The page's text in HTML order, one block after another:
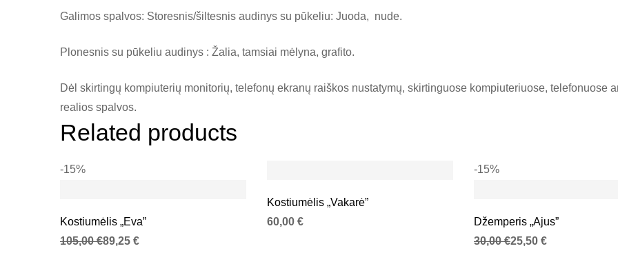
Galimos spalvos: Storesnis/šiltesnis audinys su pūkeliu: Juoda, nude.
Plonesnis su pūkeliu audinys : Žalia, tamsiai mėlyna, grafito.
Dėl skirtingų kompiuterių monitorių, telefonų ekranų raiškos nustatymų, skirtinguose kompiuteriuose, telefonuose
realios spalvos.
Related products
-15%
Kostiumėlis „Eva”
105,00€89,25 €
Kostiumėlis „Vakarė”
60,00 €
-15%
Džemperis „Ajus”
30,00€25,50 €